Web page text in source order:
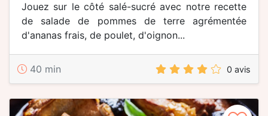
Jouez sur le côté salé-sucré avec notre recette
de salade de pommes de terre agrémentée
d'ananas frais, de poulet, d'oignon...
40 min 0 avis